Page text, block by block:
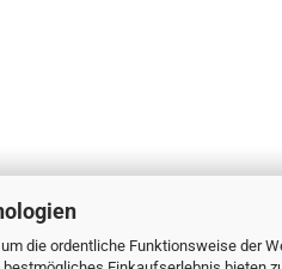
die ordentliche Funktionsweise der